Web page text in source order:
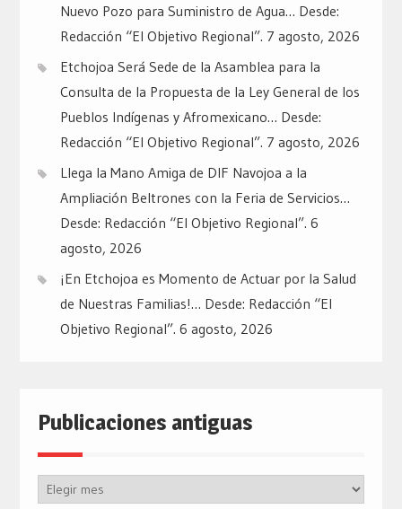
Nuevo Pozo para Suministro de Agua… Desde:
Redacción “El Objetivo Regional”. 7 agosto, 2026
Etchojoa Será Sede de la Asamblea para la
Consulta de la Propuesta de la Ley General de los
Pueblos Indígenas y Afromexicano… Desde:
Redacción “El Objetivo Regional”. 7 agosto, 2026
Llega la Mano Amiga de DIF Navojoa a la
Ampliación Beltrones con la Feria de Servicios…
Desde: Redacción “El Objetivo Regional”. 6
agosto, 2026
¡En Etchojoa es Momento de Actuar por la Salud
de Nuestras Familias!… Desde: Redacción “El
Objetivo Regional”. 6 agosto, 2026
Publicaciones antiguas
Publicaciones